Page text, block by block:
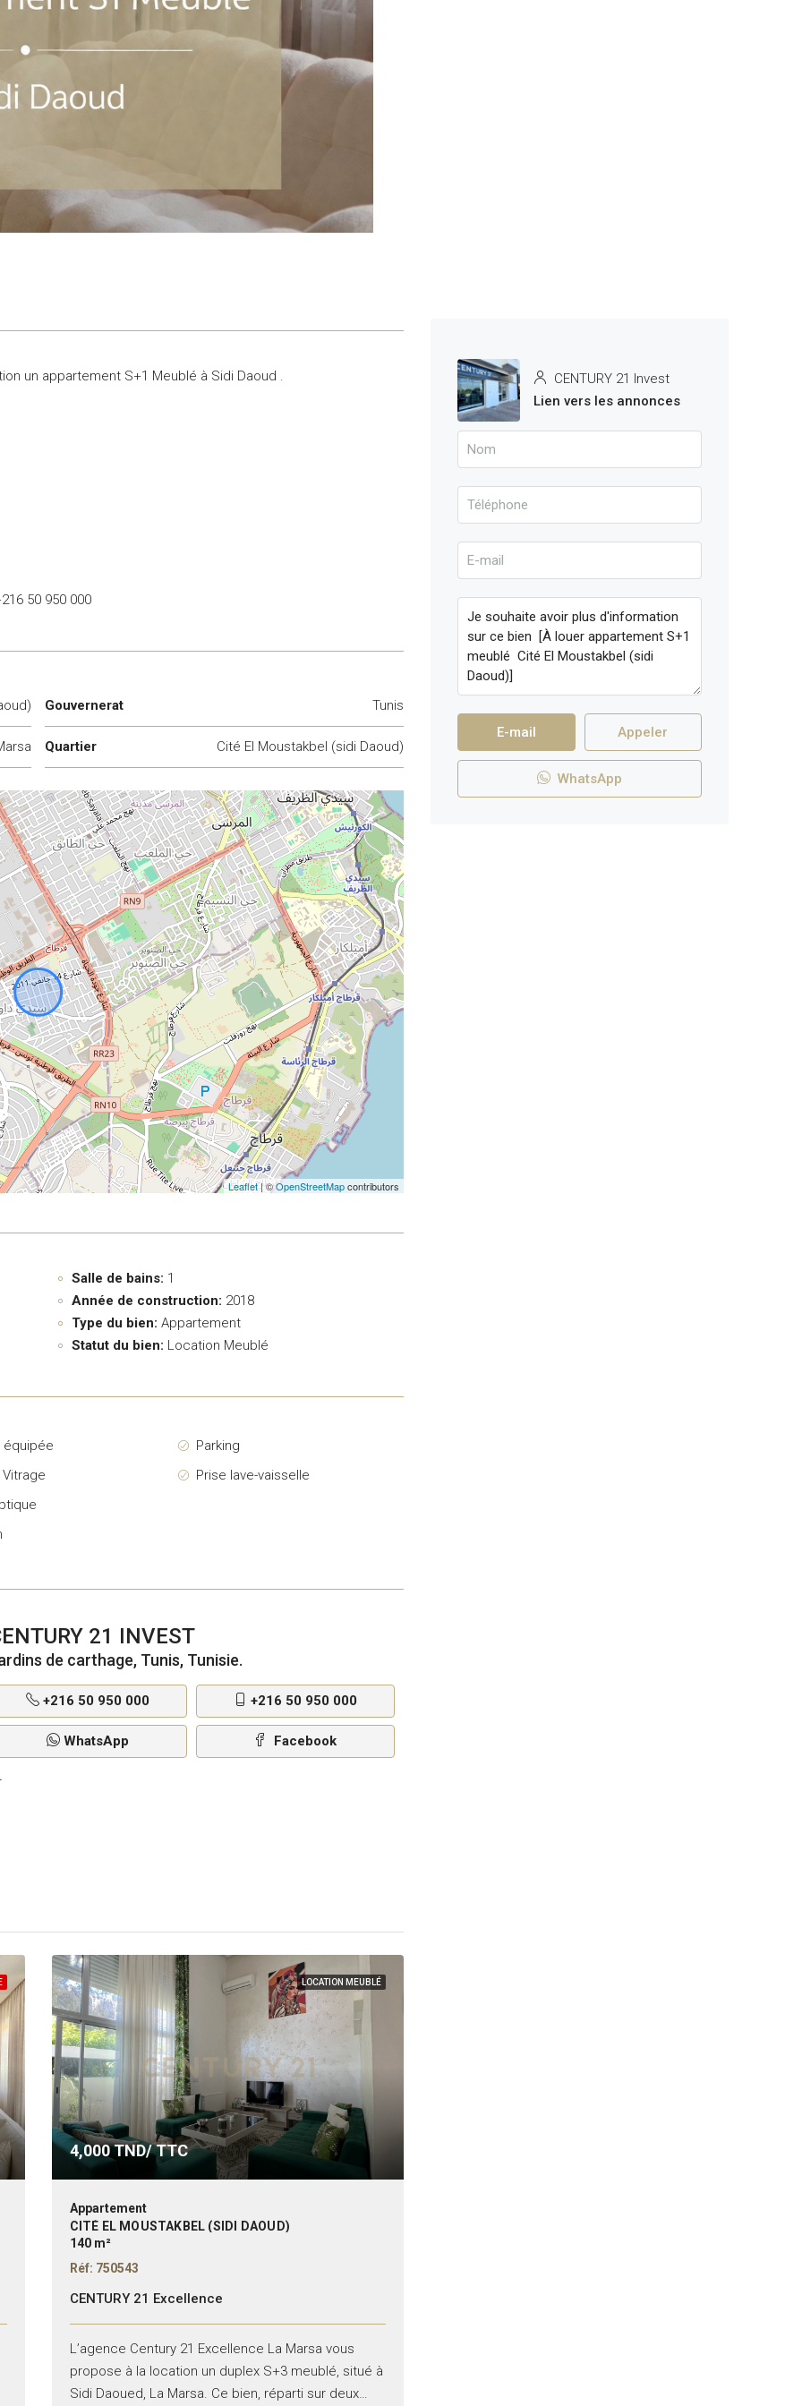
un appartement S+1 Meublé à Sidi Daoud .
50 950 000
Gouvernerat Tunis
Quartier Cité El Moustakbel (sidi Daoud)
Leaflet| ©OpenStreetMapcontributors
Salle de bains: 1
Année de construction: 2018
Type du bien: Appartement
Statut du bien: Location Meublé
équipée
Parking
Prise lave-vaisselle
21 INVEST
de carthage, Tunis, Tunisie.
+216 50 950 000 +216 50 950 000
WhatsApp Facebook
LOCATION MEUBLÉ
4,000TND/ TTC
Appartement
CITÉ EL MOUSTAKBEL (SIDI DAOUD)
140 m²
Réf: 750543
CENTURY 21 Excellence
L’agence Century 21 Excellence La Marsa vous
propose à la location un duplex S+3 meublé, situé à
Sidi Daoued, La Marsa. Ce bien, réparti sur deux
CENTURY 21 Invest
Lien vers les annonces
E-mail Appeler
WhatsApp